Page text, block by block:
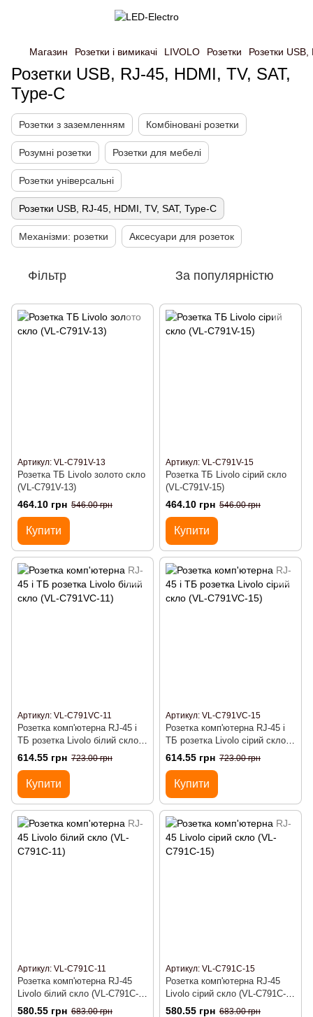
Магазин Розетки і вимикачі LIVOLO Розетки Розетки
Розетки USB, RJ-45, HDMI, TV, SAT,
Type-C
Розетки з заземленням Комбіновані розетки
Розумні розетки Розетки для мебелі
Розетки універсальні
Розетки USB, RJ-45, HDMI, TV, SAT, Type-C
Механізми: розетки Аксесуари для розеток
Фільтр За популярністю
Артикул: VL-C791V-13
Розетка ТБ Livolo золото скло
(VL-C791V-13)
464.10 грн 546.00 грн
Купити
Артикул: VL-C791V-15
Розетка ТБ Livolo сірий скло
(VL-C791V-15)
464.10 грн 546.00 грн
Купити
Артикул: VL-C791VC-11
Розетка комп'ютерна RJ-45 і
ТБ розетка Livolo білий скло
(VL-C791VC-11)
614.55 грн 723.00 грн
Купити
Артикул: VL-C791VC-15
Розетка комп'ютерна RJ-45 і
ТБ розетка Livolo сірий скло
(VL-C791VC-15)
614.55 грн 723.00 грн
Купити
Артикул: VL-C791C-11
Розетка комп'ютерна RJ-45
Livolo білий скло (VL-C791C-
11)
580.55 грн 683.00 грн
Артикул: VL-C791C-15
Розетка комп'ютерна RJ-45
Livolo сірий скло (VL-C791C-
15)
580.55 грн 683.00 грн